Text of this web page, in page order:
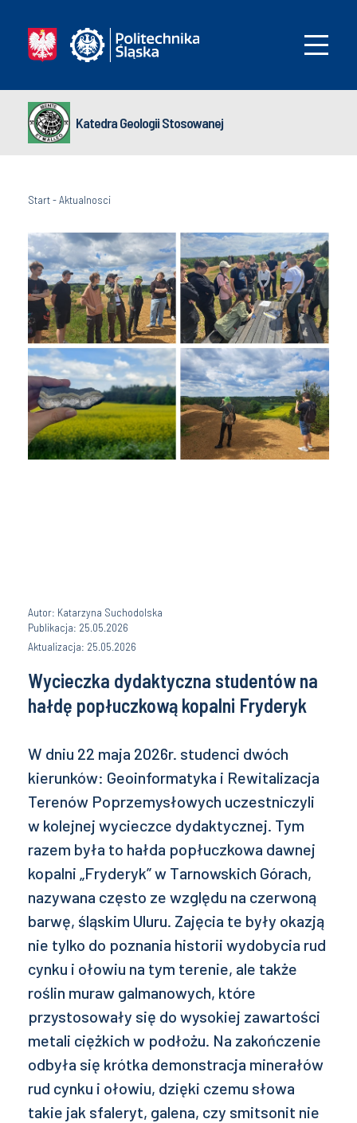
Katedra Geologii Stosowanej
Start-Aktualnosci
Autor: Katarzyna Suchodolska
Publikacja: 25.05.2026
Aktualizacja: 25.05.2026
Wycieczka dydaktyczna studentów na
hałdę popłuczkową kopalni Fryderyk
W dniu 22 maja 2026r. studenci dwóch
kierunków: Geoinformatyka i Rewitalizacja
Terenów Poprzemysłowych uczestniczyli
w kolejnej wycieczce dydaktycznej. Tym
razem była to hałda popłuczkowa dawnej
kopalni „Fryderyk” w Tarnowskich Górach,
nazywana często ze względu na czerwoną
barwę, śląskim Uluru. Zajęcia te były okazją
nie tylko do poznania historii wydobycia rud
cynku i ołowiu na tym terenie, ale także
roślin muraw galmanowych, które
przystosowały się do wysokiej zawartości
metali ciężkich w podłożu. Na zakończenie
odbyła się krótka demonstracja minerałów
rud cynku i ołowiu, dzięki czemu słowa
takie jak sfaleryt, galena, czy smitsonit nie